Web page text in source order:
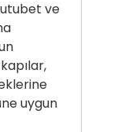
ve
uygun